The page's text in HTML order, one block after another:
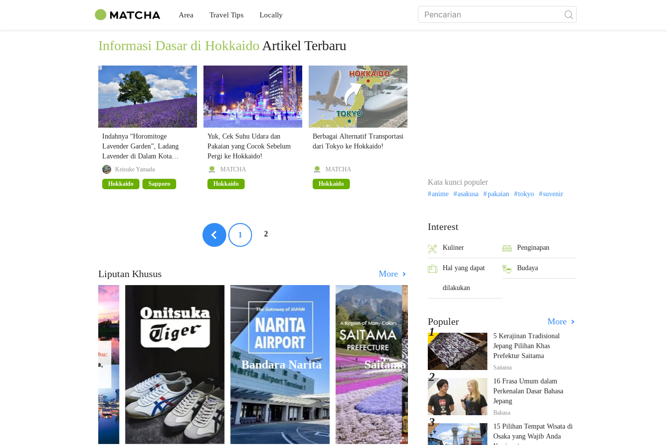
Area Travel Tips Locally
Informasi Dasar di Hokkaido Artikel Terbaru
Indahnya “Horomitoge
Lavender Garden”, Ladang
Lavender di Dalam Kota
Sapporo!Keisuke Yamada
Hokkaido Sapporo
Yuk, Cek Suhu Udara dan
Pakaian yang Cocok Sebelum
Pergi ke Hokkaido!
MATCHA
Hokkaido
Berbagai Alternatif Transportasi
dari Tokyo ke Hokkaido!
MATCHA
Hokkaido
1 2
Liputan Khusus More
Bandara Narita Saitama
Kata kunci populer
anime asakusa pakaian tokyo suvenir
Interest
Kuliner Penginapan
Hal yang dapat
dilakukan
Budaya
Populer More
5 Kerajinan Tradisional
Jepang Pilihan Khas
Prefektur Saitama
Saitama
16 Frasa Umum dalam
Perkenalan Dasar Bahasa
Jepang
Bahasa
15 Pilihan Tempat Wisata di
Osaka yang Wajib Anda